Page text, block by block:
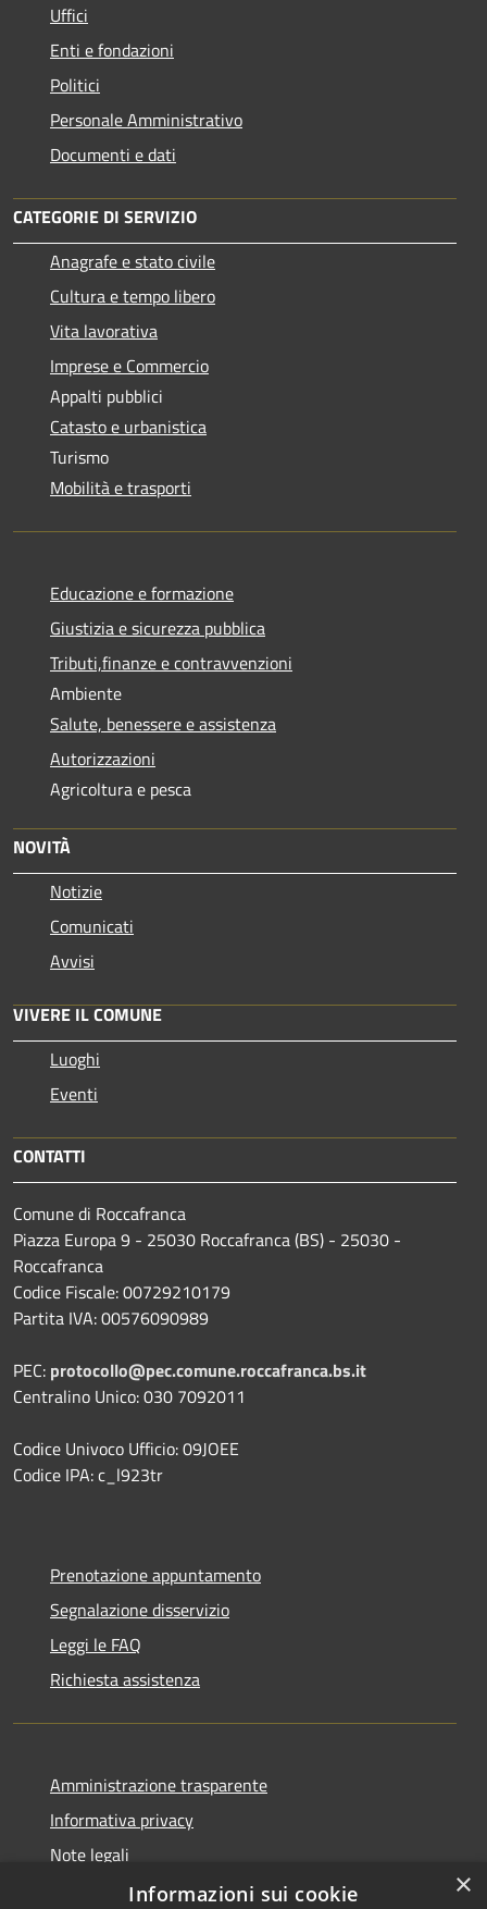
Uffici
Enti e fondazioni
Politici
Personale Amministrativo
Documenti e dati
CATEGORIE DI SERVIZIO
Anagrafe e stato civile
Cultura e tempo libero
Vita lavorativa
Imprese e Commercio
Appalti pubblici
Catasto e urbanistica
Turismo
Mobilità e trasporti
Educazione e formazione
Giustizia e sicurezza pubblica
Tributi,finanze e contravvenzioni
Ambiente
Salute, benessere e assistenza
Autorizzazioni
Agricoltura e pesca
NOVITÀ
Notizie
Comunicati
Avvisi
VIVERE IL COMUNE
Luoghi
Eventi
CONTATTI
Comune di Roccafranca
Piazza Europa 9 - 25030 Roccafranca (BS) - 25030 -
Roccafranca
Codice Fiscale: 00729210179
Partita IVA: 00576090989
PEC: protocollo@pec.comune.roccafranca.bs.it
Centralino Unico: 030 7092011
Codice Univoco Ufficio: 09JOEE
Codice IPA: c_l923tr
Prenotazione appuntamento
Segnalazione disservizio
Leggi le FAQ
Richiesta assistenza
Amministrazione trasparente
Informativa privacy
Note legali
Dichiarazione di accessibilità
×
Informazioni sui cookie